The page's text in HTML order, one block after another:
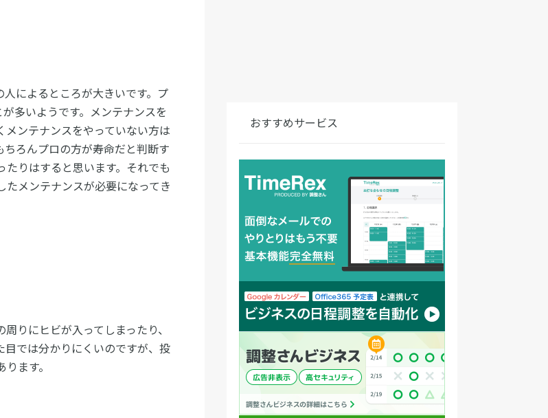
によるところが大きいです。プ
多いようです。メンテナンスを
ンテナンスをやっていない方は
ろんプロの方が寿命だと判断す
りはすると思います。それでも
メンテナンスが必要になってき
りにヒビが入ってしまったり、
では分かりにくいのですが、投
ます。
おすすめサービス